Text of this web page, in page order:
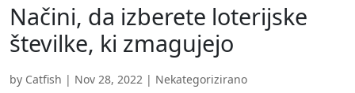
Načini, da izberete loterijske
številke, ki zmagujejo
by Catfish | Nov 28, 2022 | Nekategorizirano